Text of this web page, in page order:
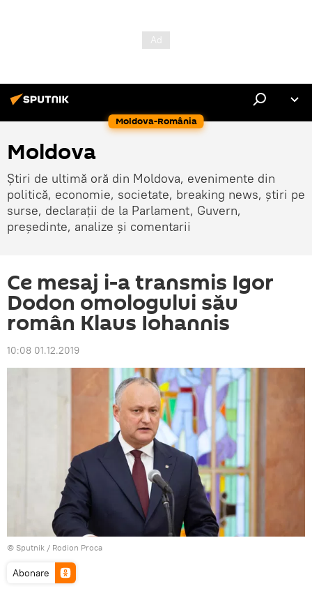
Moldova-România
Moldova
Știri de ultimă oră din Moldova, evenimente din
politică, economie, societate, breaking news, știri pe
surse, declarații de la Parlament, Guvern,
președinte, analize și comentarii
Ce mesaj i-a transmis Igor
Dodon omologului său
român Klaus Iohannis
10:08 01.12.2019
© Sputnik / Rodion Proca
Abonare